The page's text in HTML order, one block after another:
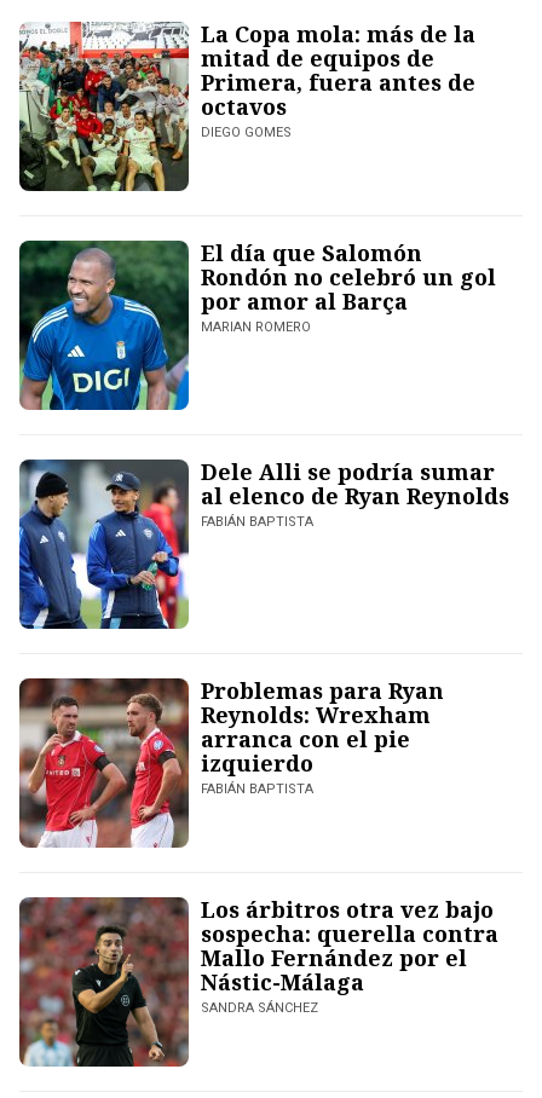
La Copa mola: más de la
mitad de equipos de
Primera, fuera antes de
octavos
DIEGO GOMES
El día que Salomón
Rondón no celebró un gol
por amor al Barça
MARIAN ROMERO
Dele Alli se podría sumar
al elenco de Ryan Reynolds
FABIÁN BAPTISTA
Problemas para Ryan
Reynolds: Wrexham
arranca con el pie
izquierdo
FABIÁN BAPTISTA
Los árbitros otra vez bajo
sospecha: querella contra
Mallo Fernández por el
Nástic-Málaga
SANDRA SÁNCHEZ